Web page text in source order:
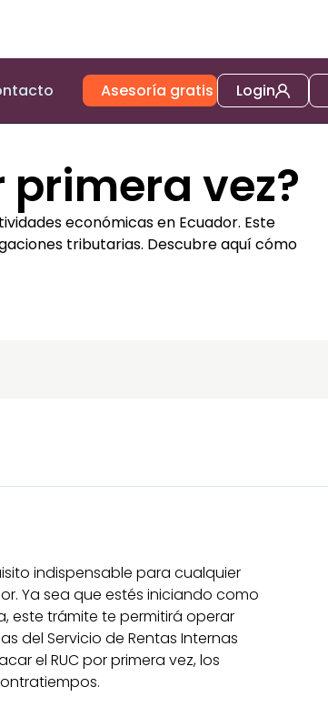
Asesoría gratis Login
primera vez?
económicas en Ecuador. Este
tributarias. Descubre aquí cómo
indispensable para cualquier
Ya sea que estés iniciando como
este trámite te permitirá operar
del Servicio de Rentas Internas
el RUC por primera vez, los